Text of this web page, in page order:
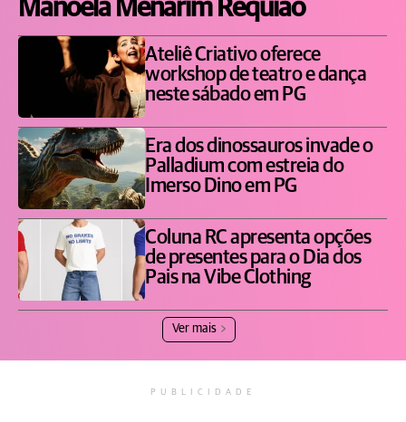
Manoela Menarim Requião
Ateliê Criativo oferece
workshop de teatro e dança
neste sábado em PG
Era dos dinossauros invade o
Palladium com estreia do
Imerso Dino em PG
Coluna RC apresenta opções
de presentes para o Dia dos
Pais na Vibe Clothing
Ver mais
PUBLICIDADE